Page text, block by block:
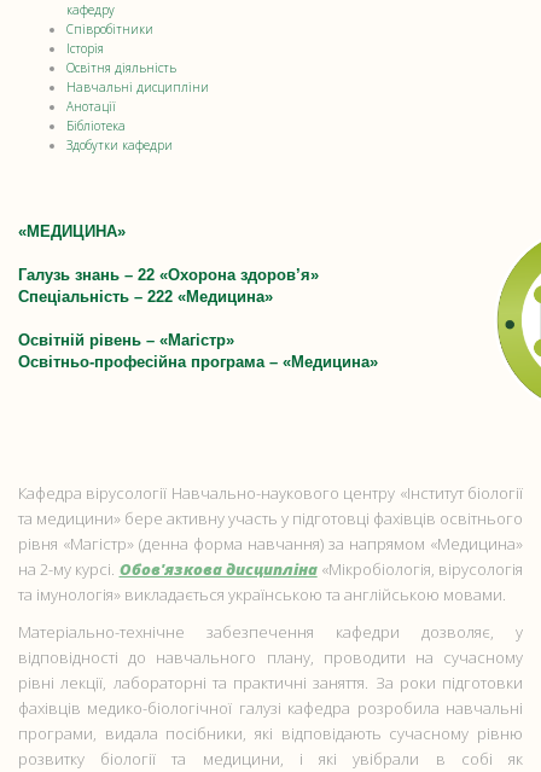
кафедру
Співробітники
Історія
Освітня діяльність
Навчальні дисципліни
Анотації
Бібліотека
Здобутки кафедри
«МЕДИЦИНА»
Галузь знань – 22 «Охорона здоров’я»
Спеціальність – 222 «Медицина»
Oсвітній рівень – «Магістр»
Освітньо-професійна програма – «Медицина»
Кафедра вірусології Навчально-наукового центру «Інститут біології
та медицини» бере активну участь у підготовці фахівців освітнього
рівня «Магістр» (денна форма навчання) за напрямом «Медицина»
на 2-му курсі. Обов'язкова дисципліна«Мікробіологія, вірусологія
та імунологія» викладається українською та англійською мовами.
Матеріально-технічне забезпечення кафедри дозволяє, у
відповідності до навчального плану, проводити на сучасному
рівні лекції, лабораторні та практичні заняття. За роки підготовки
фахівців медико-біологічної галузі кафедра розробила навчальні
програми, видала посібники, які відповідають сучасному рівню
розвитку біології та медицини, і які увібрали в собі як